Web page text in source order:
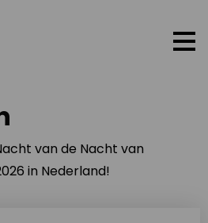
van de Nacht van
in Nederland!